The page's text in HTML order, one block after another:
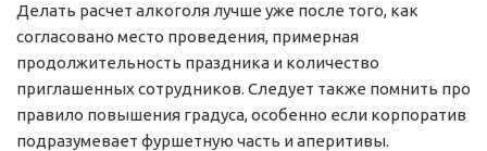
Делать расчет алкоголя лучше уже после того, как
согласовано место проведения, примерная
продолжительность праздника и количество
приглашенных сотрудников. Следует также помнить про
правило повышения градуса, особенно если корпоратив
подразумевает фуршетную часть и аперитивы.